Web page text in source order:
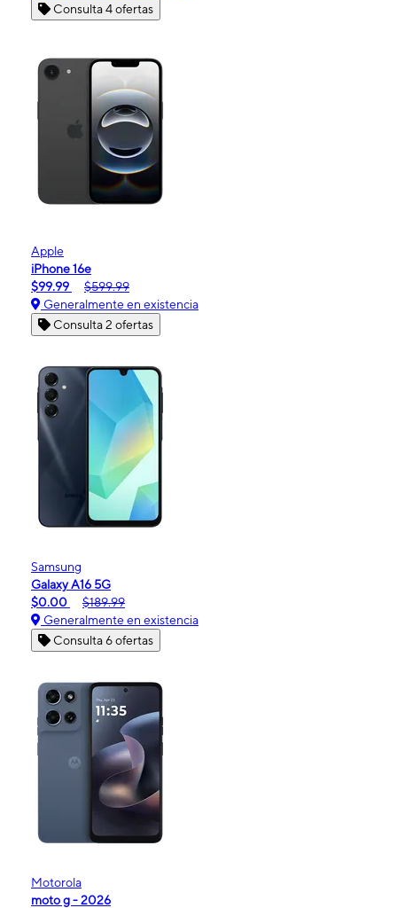
Consulta 4 ofertas
Apple
iPhone 16e
$99.99
$599.99
Generalmente en existencia
Consulta 2 ofertas
Samsung
Galaxy A16 5G
$0.00
$189.99
Generalmente en existencia
Consulta 6 ofertas
Motorola
moto g - 2026